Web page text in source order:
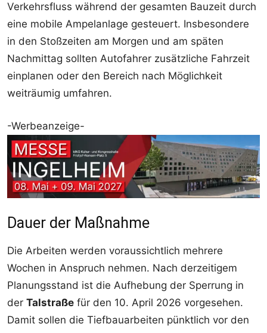
Verkehrsfluss während der gesamten Bauzeit durch
eine mobile Ampelanlage gesteuert. Insbesondere
in den Stoßzeiten am Morgen und am späten
Nachmittag sollten Autofahrer zusätzliche Fahrzeit
einplanen oder den Bereich nach Möglichkeit
weiträumig umfahren.
-Werbeanzeige-
Dauer der Maßnahme
Die Arbeiten werden voraussichtlich mehrere
Wochen in Anspruch nehmen. Nach derzeitigem
Planungsstand ist die Aufhebung der Sperrung in
der Talstraße für den 10. April 2026 vorgesehen.
Damit sollen die Tiefbauarbeiten pünktlich vor den